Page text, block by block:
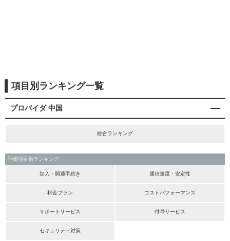
項目別ランキング一覧
プロバイダ 中国
総合ランキング
評価項目別ランキング
加入・開通手続き 通信速度・安定性
料金プラン コストパフォーマンス
サポートサービス 付帯サービス
セキュリティ対策